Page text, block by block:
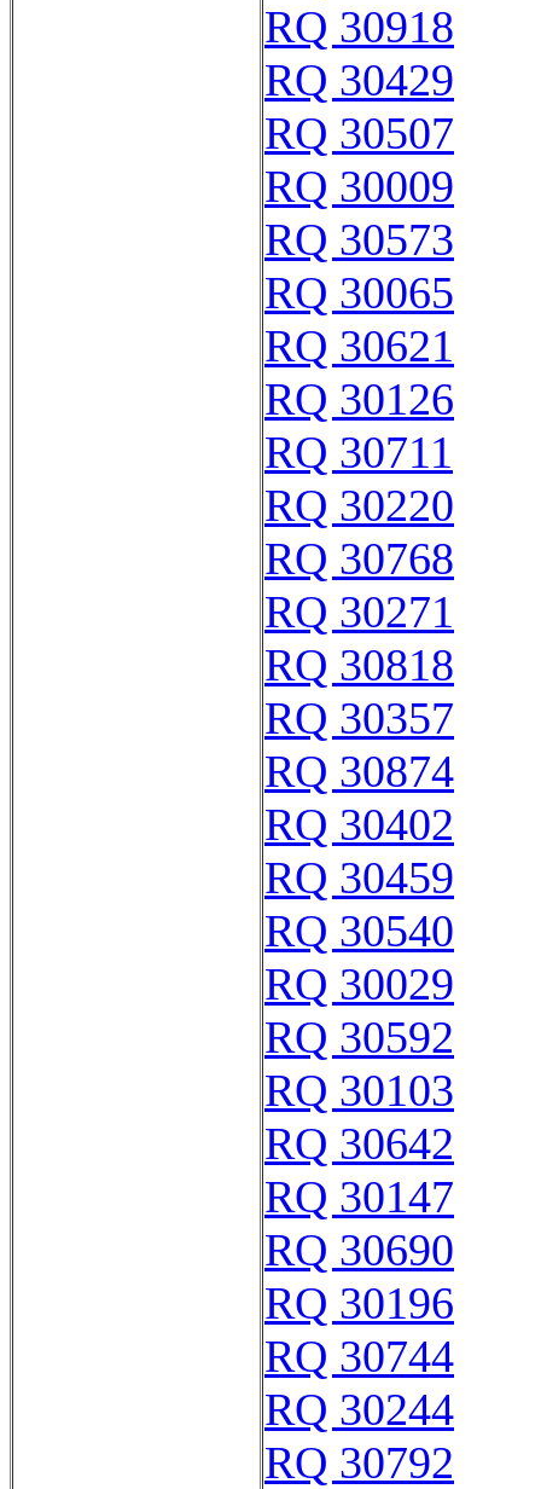
RQ 30918
RQ 30429
RQ 30507
RQ 30009
RQ 30573
RQ 30065
RQ 30621
RQ 30126
RQ 30711
RQ 30220
RQ 30768
RQ 30271
RQ 30818
RQ 30357
RQ 30874
RQ 30402
RQ 30459
RQ 30540
RQ 30029
RQ 30592
RQ 30103
RQ 30642
RQ 30147
RQ 30690
RQ 30196
RQ 30744
RQ 30244
RQ 30792